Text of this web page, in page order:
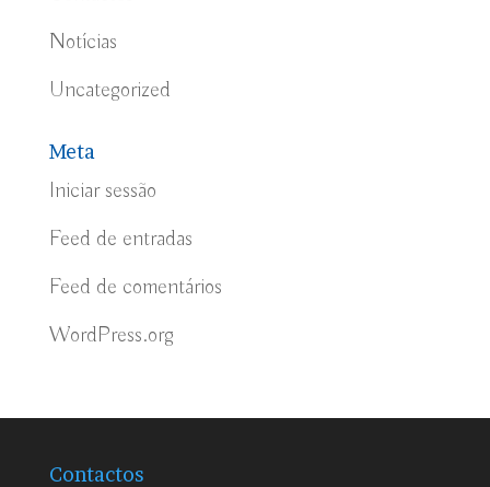
Notícias
Uncategorized
Meta
Iniciar sessão
Feed de entradas
Feed de comentários
WordPress.org
Contactos